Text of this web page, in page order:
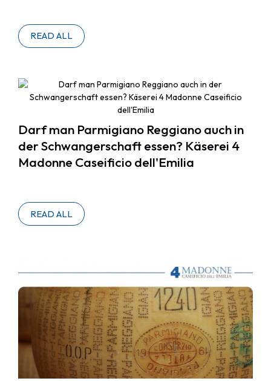
READ ALL
Darf man Parmigiano Reggiano auch in
der Schwangerschaft essen? Käserei 4
Madonne Caseificio dell'Emilia
READ ALL